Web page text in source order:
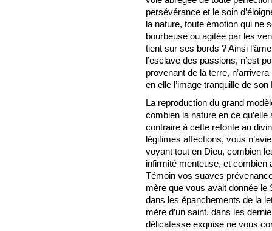
persévérance et le soin
la nature, toute émotion qui ne
bourbeuse ou agitée par les
tient sur ses bords ? Ainsi
l’esclave des passions, n’est
provenant de la terre,
en elle l’image tranquille de son
La reproduction du grand
combien la nature en ce
contraire à cette refonte au
légitimes affections, vous
voyant tout en Dieu, combien
infirmité menteuse, et
Témoin vos suaves
mère que vous avait donnée le
dans les épanchements de la
mère d’un saint, dans les
délicatesse exquise ne vous